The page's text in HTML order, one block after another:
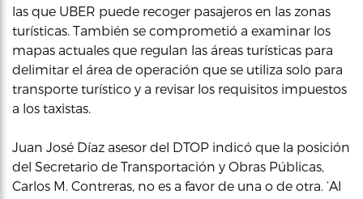
las que UBER puede recoger pasajeros en las zonas
turísticas. También se comprometió a examinar los
mapas actuales que regulan las áreas turísticas para
delimitar el área de operación que se utiliza solo para
transporte turístico y a revisar los requisitos impuestos
a los taxistas.
Juan José Díaz asesor del DTOP indicó que la posición
del Secretario de Transportación y Obras Públicas,
Carlos M. Contreras, no es a favor de una o de otra. ‘Al